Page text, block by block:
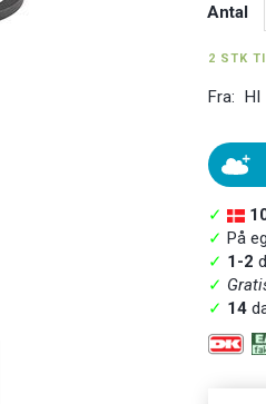
Antal
2 STK
Fra: HI
✓
✓ På
✓ 1-2
✓
✓ 14